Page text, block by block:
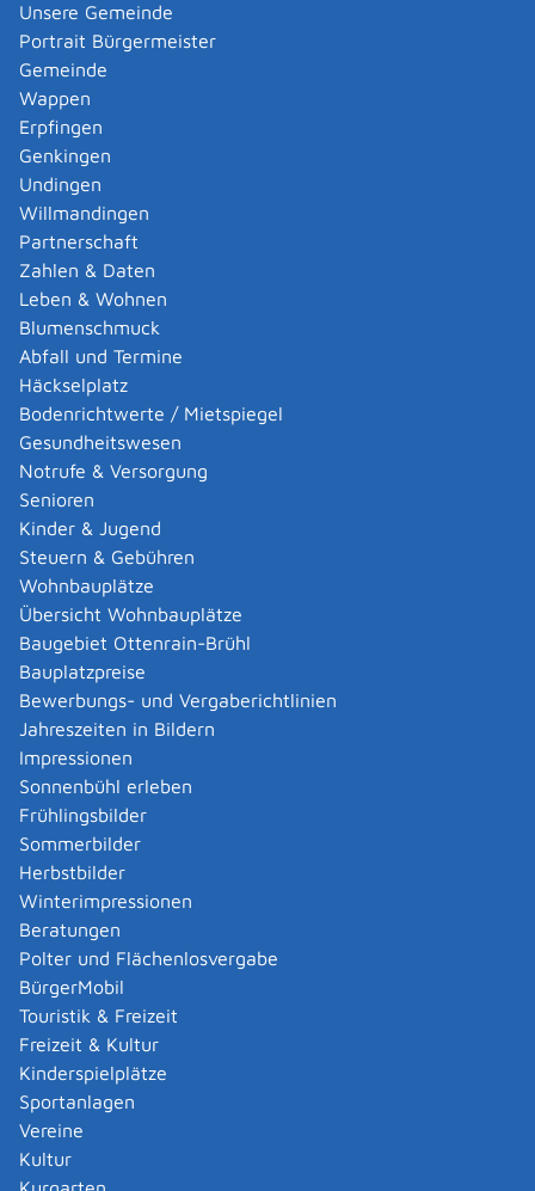
Unsere Gemeinde
Portrait Bürgermeister
Gemeinde
Wappen
Erpfingen
Genkingen
Undingen
Willmandingen
Partnerschaft
Zahlen & Daten
Leben & Wohnen
Blumenschmuck
Abfall und Termine
Häckselplatz
Bodenrichtwerte / Mietspiegel
Gesundheitswesen
Notrufe & Versorgung
Senioren
Kinder & Jugend
Steuern & Gebühren
Wohnbauplätze
Übersicht Wohnbauplätze
Baugebiet Ottenrain-Brühl
Bauplatzpreise
Bewerbungs- und Vergaberichtlinien
Jahreszeiten in Bildern
Impressionen
Sonnenbühl erleben
Frühlingsbilder
Sommerbilder
Herbstbilder
Winterimpressionen
Beratungen
Polter und Flächenlosvergabe
BürgerMobil
Touristik & Freizeit
Freizeit & Kultur
Kinderspielplätze
Sportanlagen
Vereine
Kultur
Leistungen beantragen
Bürgergeld beantragen
Ehrenpatenschaft durch den
Bundespräsidenten beantragen
Eingliederungshilfe für Kinder und
Jugendliche mit seelischen
Behinderungen beantragen
Elterngeld beantragen
Entlastungsbetrag für Alleinerziehende
beantragen
Erziehung in einem Heim oder einer
anderen betreuten Wohnform
beantragen
Erziehung in einer Pflegefamilie
beantragen (Vollzeitpflege)
Erziehung in einer Tagesgruppe
beantragen
Erziehungsbeistand - Unterstützung
durch Betreuungshelfer beantragen
Erziehungsberatung in Anspruch
nehmen
Freibetrag für Betreuung und
Erziehung oder Ausbildung beantragen
Frühförderung für Kinder im
Vorschulalter wahrnehmen